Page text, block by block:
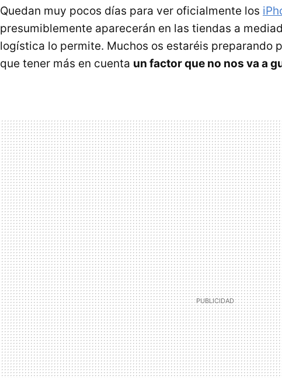
Quedan muy pocos días para ver oficialmente los
presumiblemente aparecerán en las tiendas a
logística lo permite. Muchos os estaréis preparando
que tener más en cuenta un factor que no nos va a